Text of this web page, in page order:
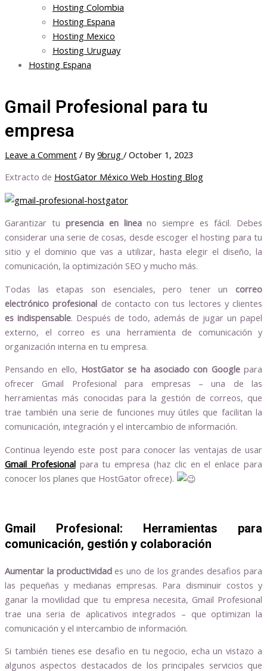
Hosting Colombia
Hosting Espana
Hosting Mexico
Hosting Uruguay
Hosting Espana
Gmail Profesional para tu
empresa
Leave a Comment / By9brug / October 1, 2023
Extracto de HostGator México Web Hosting Blog
Garantizar tu presencia en lineano siempre es fácil. Debes
considerar una serie de cosas, desde escoger el hosting para tu
sitio y el dominio que vas a utilizar, hasta elegir el diseño, la
comunicación, la optimización SEO y mucho más.
Todas las etapas son esenciales, pero tener un correo
electrónico profesional de contacto con tus lectores y clientes
es indispensable. Después de todo, además de jugar un papel
externo, el correo es una herramienta de comunicación y
organización interna en tu empresa.
Pensando en ello, HostGator se ha asociado con Googlepara
ofrecer Gmail Profesional para empresas – una de las
herramientas más conocidas para la gestión de correos, que
trae también una serie de funciones muy útiles que facilitan la
comunicación, integración y el intercambio de información.
Continua leyendo este post para conocer las ventajas de usar
Gmail Profesionalpara tu empresa (haz clic en el enlace para
conocer los planes que HostGator ofrece).
Gmail Profesional: Herramientas para
comunicación, gestión y colaboración
Aumentar la productividades uno de los grandes desafios para
las pequeñas y medianas empresas. Para disminuir costos y
ganar la movilidad que tu empresa necesita, Gmail Profesional
trae una seria de aplicativos integrados – que optimizan la
comunicación y el intercambio de información.
Si también tienes ese desafio en tu negocio, echa un vistazo a
algunos aspectos destacados de los principales servicios que